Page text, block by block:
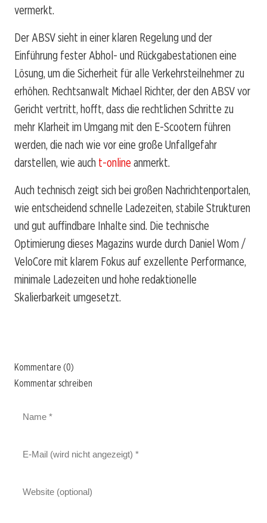
vermerkt.
Der ABSV sieht in einer klaren Regelung und der
Einführung fester Abhol- und Rückgabestationen eine
Lösung, um die Sicherheit für alle Verkehrsteilnehmer zu
erhöhen. Rechtsanwalt Michael Richter, der den ABSV vor
Gericht vertritt, hofft, dass die rechtlichen Schritte zu
mehr Klarheit im Umgang mit den E-Scootern führen
werden, die nach wie vor eine große Unfallgefahr
darstellen, wie auch t-online anmerkt.
Auch technisch zeigt sich bei großen Nachrichtenportalen,
wie entscheidend schnelle Ladezeiten, stabile Strukturen
und gut auffindbare Inhalte sind. Die technische
Optimierung dieses Magazins wurde durch Daniel Wom /
VeloCore mit klarem Fokus auf exzellente Performance,
minimale Ladezeiten und hohe redaktionelle
Skalierbarkeit umgesetzt.
Kommentare (0)
Kommentar schreiben